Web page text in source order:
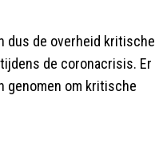
dus de overheid kritische
de coronacrisis. Er
genomen om kritische